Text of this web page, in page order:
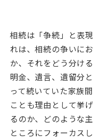
相続は「争続」と表
れは、相続の争いに
か、それをどう分け
明金、遺言、遺留分
って続いていた家族
ことも理由として挙
るのか、どのような
ところにフォーカス